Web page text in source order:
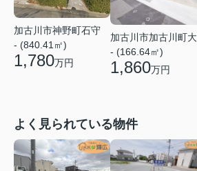
加古川市神野町石守
- (840.41㎡)
1,780万円
加古川市加古川町
- (166.64㎡)
1,860万円
よく見られている物件